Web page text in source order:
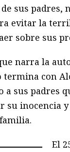
sus padres,
evitar la
sobre sus
narra la
con
a sus padres
su inocencia
El